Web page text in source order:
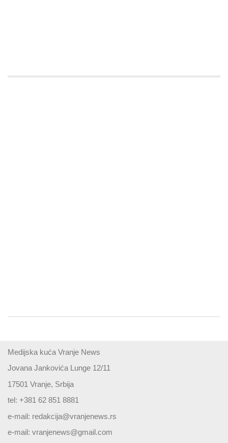
Medijska kuća Vranje News
Jovana Jankovića Lunge 12/11
17501 Vranje, Srbija
tel: +381 62 851 8881
e-mail: redakcija@vranjenews.rs
e-mail: vranjenews@gmail.com